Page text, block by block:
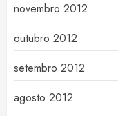
novembro 2012
outubro 2012
setembro 2012
agosto 2012